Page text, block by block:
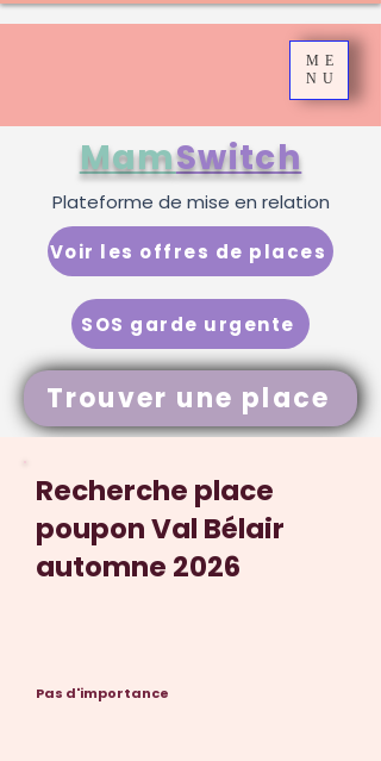
ME
NU
Trouver une place
MamSwitch
SOS garde urgente
Voir les offres de places
Plateforme de mise en relation
Recherche place
poupon Val Bélair
automne 2026
Pas d'importance